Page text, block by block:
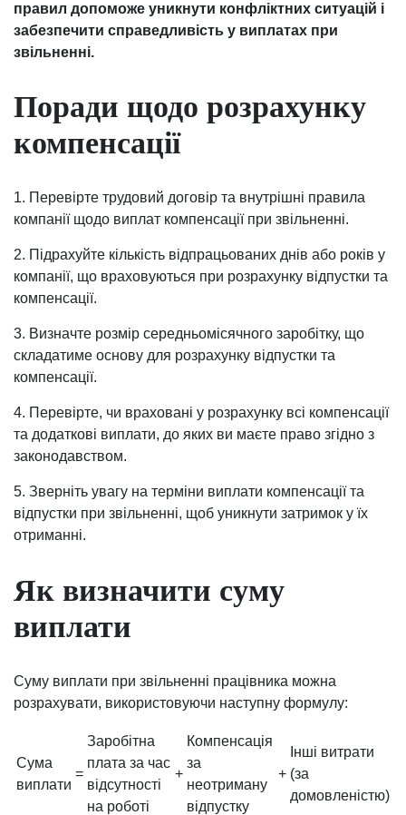
правил допоможе уникнути конфліктних ситуацій і
забезпечити справедливість у виплатах при
звільненні.
Поради щодо розрахунку
компенсації
1. Перевірте трудовий договір та внутрішні правила
компанії щодо виплат компенсації при звільненні.
2. Підрахуйте кількість відпрацьованих днів або років у
компанії, що враховуються при розрахунку відпустки та
компенсації.
3. Визначте розмір середньомісячного заробітку, що
складатиме основу для розрахунку відпустки та
компенсації.
4. Перевірте, чи враховані у розрахунку всі компенсації
та додаткові виплати, до яких ви маєте право згідно з
законодавством.
5. Зверніть увагу на терміни виплати компенсації та
відпустки при звільненні, щоб уникнути затримок у їх
отриманні.
Як визначити суму
виплати
Суму виплати при звільненні працівника можна
розрахувати, використовуючи наступну формулу:
Сума
виплати
=
Заробітна
плата за час
відсутності
на роботі
+
Компенсація
за
неотриману
відпустку
+
Інші витрати
(за
домовленістю)